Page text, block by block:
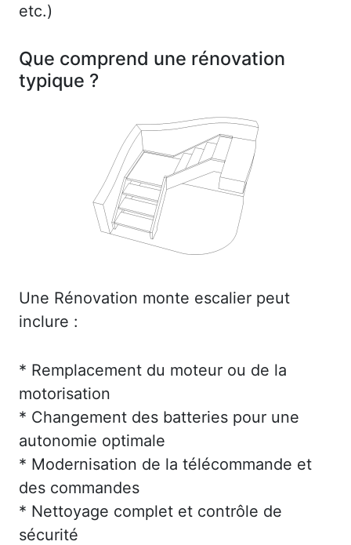
etc.)
Que comprend une rénovation
typique ?
Une Rénovation monte escalier peut
inclure :
* Remplacement du moteur ou de la
motorisation
* Changement des batteries pour une
autonomie optimale
* Modernisation de la télécommande et
des commandes
* Nettoyage complet et contrôle de
sécurité